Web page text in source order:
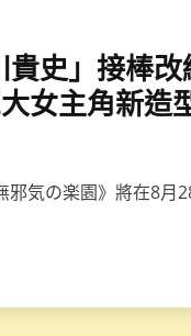
史」接棒
女主角新造
気の楽園》將在8月